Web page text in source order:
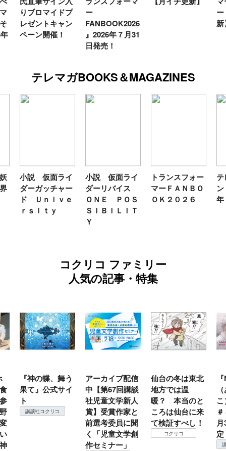
りブロマイドプ
レゼントキャン
ペーン開催！
ー
FANBOOK2026
』2026年７月31
日発売！
新
テレマガBOOKS＆MAGAZINES
小説 仮面ライ
ダーガッチャー
ド Ｕｎｉｖｅ
ｒｓｉｔｙ
小説 仮面ライ
ダーリバイス
ＯＮＥ ＰＯＳ
ＳＩＢＩＬＩＴ
Ｙ
トランスフォー
マーＦＡＮＢＯ
ＯＫ２０２６
コクリコ ファミリー
人気の記事・特集
『神の蝶、舞う
果て』公式サイ
ト
講談社コクリコ
アーカイブ配信
中【第67回講談
社児童文学新人
賞】受賞作家と
前選考委員に聞
く「児童文学創
作セミナー」
仙台の冬は東北
地方では温
暖？ 本当のと
ころは仙台に来
て検証すべし！
コクリコ